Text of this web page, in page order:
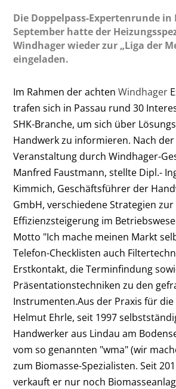
Die Doppelpass-Expertenrunde in
September hatte der
Windhager wieder zur „Liga der
eingeladen.
Im Rahmen der achtenWindhager
trafen sich in Passau rund 30
SHK-Branche, um sich über
Handwerk zu informieren. Nach
Veranstaltung durch Windhager-
Manfred Faustmann, stellte Dipl.-
Kimmich, Geschäftsführer der
GmbH, verschiedene Strategien zur
Effizienzsteigerung im
Motto "Ich mache meinen Markt
Telefon-Checklisten auch
Erstkontakt, die Terminfindung
Präsentationstechniken zu den
Instrumenten.Aus der Praxis für
Helmut Ehrle, seit 1997
Handwerker aus Lindau am
vom so genannten "wma" (wir
zum Biomasse-Spezialisten. Seit
verkauft er nur noch